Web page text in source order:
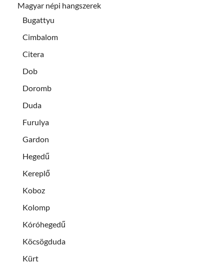
Magyar népi hangszerek
Bugattyu
Cimbalom
Citera
Dob
Doromb
Duda
Furulya
Gardon
Hegedű
Kereplő
Koboz
Kolomp
Kóróhegedű
Köcsögduda
Kürt